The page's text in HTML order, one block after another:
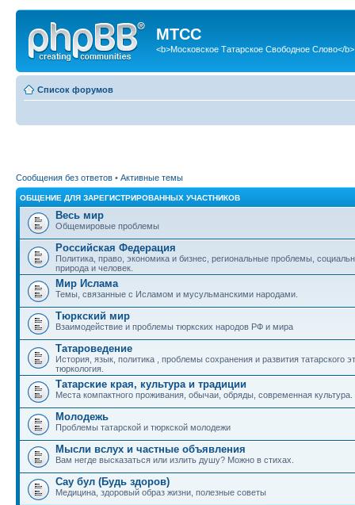
МТСС
<b>Московское Татарское Свободное Слово</b>
Список форумов
Сообщения без ответов • Активные темы
ОБЩЕНИЕ ДЛЯ ЗАРЕГИСТРИРОВАННЫХ УЧАСТНИКОВ
Весь мир
Общемировые проблемы
Российская Федерация
Политика, право, экономика и бизнес, региональные проблемы,
природа и человек.
Мир Ислама
Темы, связанные с Исламом и мусульманскими народами.
Тюркский мир
Взаимодействие и проблемы тюркских народов РФ и мира
Татароведение
История, язык, политика , проблемы сохранения и развития татарского
тюркология.
Татарские края, культура и традиции
Места компактного проживания, обычаи, обряды, современная культура.
Молодежь
Проблемы татарской и тюркской молодежи
Мысли вслух и частные объявления
Вам негде высказаться или излить душу? Можно в стихах.
Сау бул (Будь здоров)
Медицина, здоровый образ жизни, полезные советы